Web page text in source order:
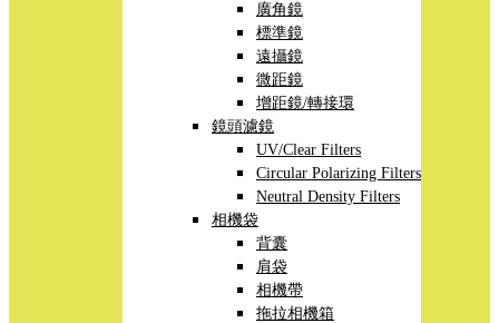
廣角鏡
標準鏡
遠攝鏡
微距鏡
增距鏡/轉接環
鏡頭濾鏡
UV/Clear Filters
Circular Polarizing Filters
Neutral Density Filters
相機袋
背囊
肩袋
相機帶
拖拉相機箱